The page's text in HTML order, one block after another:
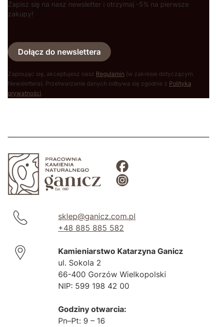
Zapisz się na nasz newsletter i otrzymaj -5% na pierwsze
zakupy!
Dołącz do newslettera
Zapisując się, akceptujesz nasz Regulamin (w zakresie dotyczącym
Newslettera). Przetwarzanie danych odbywa się zgodnie z Polityką
prywatności.
sklep@ganicz.com.pl
+48 885 885 582
Kamieniarstwo Katarzyna Ganicz
ul. Sokola 2
66-400 Gorzów Wielkopolski
NIP: 599 198 42 00
Godziny otwarcia:
Pn–Pt: 9 – 16